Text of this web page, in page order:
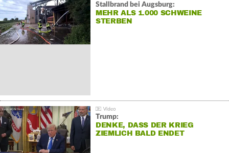
Stallbrand bei Augsburg:
MEHR ALS 1.000 SCHWEINE
STERBEN
Trump:
DENKE, DASS DER KRIEG
ZIEMLICH BALD ENDET